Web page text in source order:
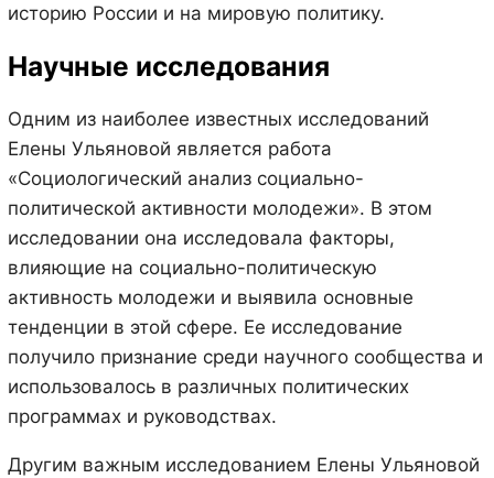
историю России и на мировую политику.
Научные исследования
Одним из наиболее известных исследований
Елены Ульяновой является работа
«Социологический анализ социально-
политической активности молодежи». В этом
исследовании она исследовала факторы,
влияющие на социально-политическую
активность молодежи и выявила основные
тенденции в этой сфере. Ее исследование
получило признание среди научного сообщества и
использовалось в различных политических
программах и руководствах.
Другим важным исследованием Елены Ульяновой